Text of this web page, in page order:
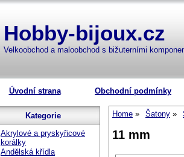
Hobby-bijoux.cz
Velkoobchod a maloobchod s bižuterními
Úvodní strana Obchodní podmínky
Home Šatony
11 mm
Kategorie
Akrylové a pryskyřicové
korálky
Andělská křídla